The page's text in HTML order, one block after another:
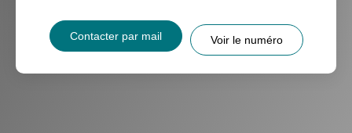
Contacter par mail Voir le numéro